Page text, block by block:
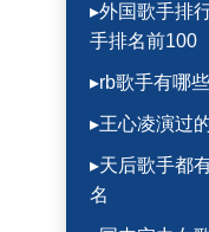
▸外国歌手排
手排名前100
▸rb歌手有哪
▸王心凌演过
▸天后歌手都
名